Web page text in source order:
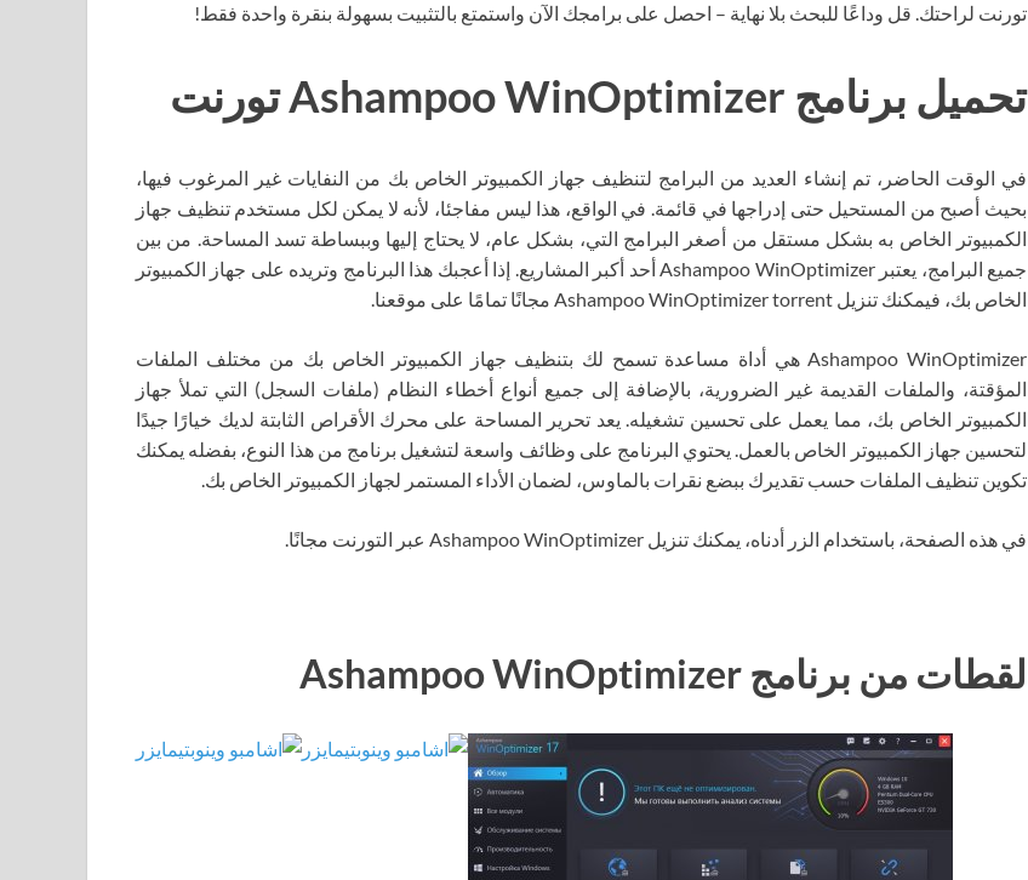
تورنت لراحتك. قل وداعًا للبحث بلا نهاية – احصل على برامجك الآن واستمتع بالتثبيت بسهولة بنقرة واحدة فقط!
تحميل برنامج Ashampoo WinOptimizer تورنت
في الوقت الحاضر، تم إنشاء العديد من البرامج لتنظيف جهاز الكمبيوتر الخاص بك من النفايات غير المرغوب فيها،
بحيث أصبح من المستحيل حتى إدراجها في قائمة. في الواقع، هذا ليس مفاجئا، لأنه لا يمكن لكل مستخدم تنظيف جهاز
الكمبيوتر الخاص به بشكل مستقل من أصغر البرامج التي، بشكل عام، لا يحتاج إليها وببساطة تسد المساحة. من بين
جميع البرامج، يعتبر Ashampoo WinOptimizer أحد أكبر المشاريع. إذا أعجبك هذا البرنامج وتريده على جهاز الكمبيوتر
الخاص بك، فيمكنك تنزيل Ashampoo WinOptimizer torrent مجانًا تمامًا على موقعنا.
Ashampoo WinOptimizer هي أداة مساعدة تسمح لك بتنظيف جهاز الكمبيوتر الخاص بك من مختلف الملفات
المؤقتة، والملفات القديمة غير الضرورية، بالإضافة إلى جميع أنواع أخطاء النظام (ملفات السجل) التي تملأ جهاز
الكمبيوتر الخاص بك، مما يعمل على تحسين تشغيله. يعد تحرير المساحة على محرك الأقراص الثابتة لديك خيارًا جيدًا
لتحسين جهاز الكمبيوتر الخاص بالعمل. يحتوي البرنامج على وظائف واسعة لتشغيل برنامج من هذا النوع، بفضله يمكنك
تكوين تنظيف الملفات حسب تقديرك ببضع نقرات بالماوس، لضمان الأداء المستمر لجهاز الكمبيوتر الخاص بك.
في هذه الصفحة، باستخدام الزر أدناه، يمكنك تنزيل Ashampoo WinOptimizer عبر التورنت مجانًا.
لقطات من برنامج Ashampoo WinOptimizer